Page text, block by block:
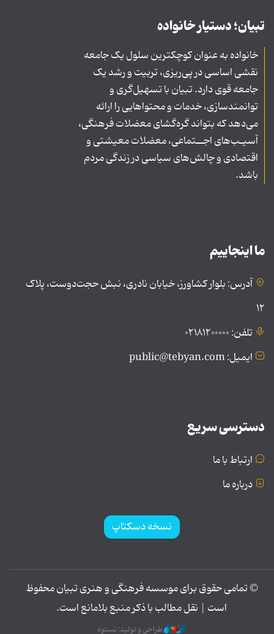
تبیان؛ دستیار خانواده
خانواده به عنوان کوچکترین سلول یک جامعه
نقشی اساسی در پی‌ریزی، تربیت و رشد یک
جامعه قوی دارد. تبیان با تسهیل‌گری و
توانمندسازی، خدمات و محتواهایی را ارائه
می‌دهد که بتواند گره‌گشای معضلات فرهنگی،
آسیـب‌های اجــتماعی، معضلات معیشتی و
اقتصادی و چالش‌های سیاسی در زندگی مردم
باشد.
ما اینجاییم
آدرس: بلوار کشاورز، خیابان نادری، نبش حجت‌دوست، پلاک
۱۲
تلفن: ۰۲۱۸۱۲۰۰۰۰۰
ایمیل: public@tebyan.com
دسترسی سریع
ارتباط با ما
درباره ما
نسخه دسکتاپ
© تمامی حقوق برای موسسه فرهنگی و هنری تبیان محفوظ
است | نقل مطالب با ذکر منبع بلامانع است.
طراحی و تولید: نستوه